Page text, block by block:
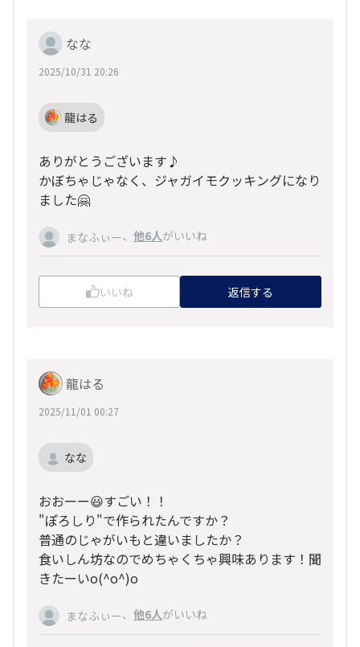
なな
2025/10/31 20:26
龍はる
ありがとうございます♪
かぼちゃじゃなく、ジャガイモクッキングになり
ました🤗
まなふぃー、 他6人がいいね
いいね 返信する
龍はる
2025/11/01 00:27
なな
おおーー😃すごい！！
"ぽろしり"で作られたんですか？
普通のじゃがいもと違いましたか？
食いしん坊なのでめちゃくちゃ興味あります！聞
きたーいo(^o^)o
まなふぃー、 他6人がいいね